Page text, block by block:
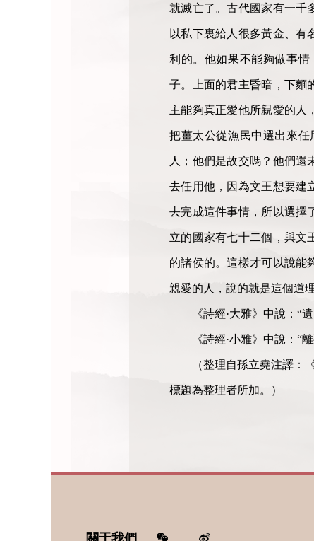
就滅亡了。古代國家有一千
以私下裏給人很多黃金、有
利的。他如果不能夠做事
子。上面的君主昏暗，下麵
主能夠真正愛他所親愛的人
把薑太公從漁民中選出來
人；他們是故交嗎？他們還
去任用他，因為文王想要建
去完成這件事情，所以選擇
立的國家有七十二個，與文
的諸侯的。這樣才可以說能
親愛的人，說的就是這個道理
《詩經·大雅》中說：“
《詩經·小雅》中說：“
（整理自孫立堯注譯：
標題為整理者所加。）
關于我們